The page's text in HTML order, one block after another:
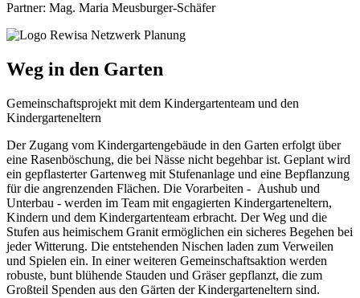
Partner: Mag. Maria Meusburger-Schäfer
Weg in den Garten
Gemeinschaftsprojekt mit dem Kindergartenteam und den
Kindergarteneltern
Der Zugang vom Kindergartengebäude in den Garten erfolgt über
eine Rasenböschung, die bei Nässe nicht begehbar ist. Geplant wird
ein gepflasterter Gartenweg mit Stufenanlage und eine Bepflanzung
für die angrenzenden Flächen. Die Vorarbeiten - Aushub und
Unterbau - werden im Team mit engagierten Kindergarteneltern,
Kindern und dem Kindergartenteam erbracht. Der Weg und die
Stufen aus heimischem Granit ermöglichen ein sicheres Begehen bei
jeder Witterung. Die entstehenden Nischen laden zum Verweilen
und Spielen ein. In einer weiteren Gemeinschaftsaktion werden
robuste, bunt blühende Stauden und Gräser gepflanzt, die zum
Großteil Spenden aus den Gärten der Kindergarteneltern sind.